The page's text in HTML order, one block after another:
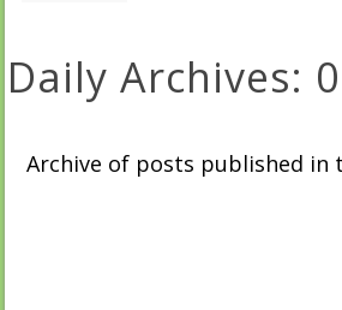
Daily Archives:
Archive of posts published in